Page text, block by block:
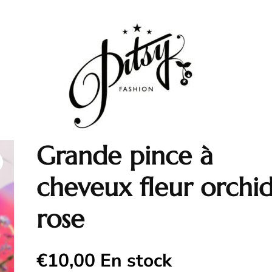
Grande pince à
cheveux fleur
rose
€10,00 En stock